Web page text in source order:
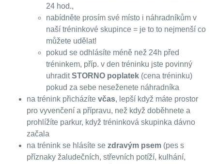
24 hod.,
nabídněte prosím své místo i náhradníkům v
naší tréninkové skupince = je to to nejmenší co
můžete udělat!
pokud se odhlásíte méně než 24h před
tréninkem, příp. v den tréninku jste povinný
uhraditSTORNO poplatek (cena tréninku)
pokud za sebe neseženete náhradníka
na trénink přicházíte včas, lepší když máte prostor
pro vyvenčení a přípravu, než když doběhnete a
prohlížíte parkur, když tréninková skupinka dávno
začala
na trénink se hlásíte se zdravým psem (pes s
příznaky žaludečních, střevních potíží, kulhání,